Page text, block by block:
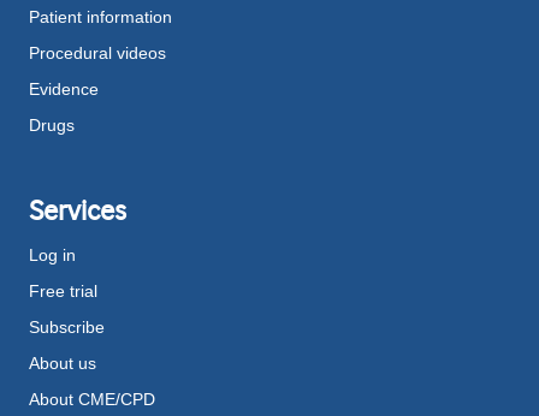
Patient information
Procedural videos
Evidence
Drugs
Services
Log in
Free trial
Subscribe
About us
About CME/CPD